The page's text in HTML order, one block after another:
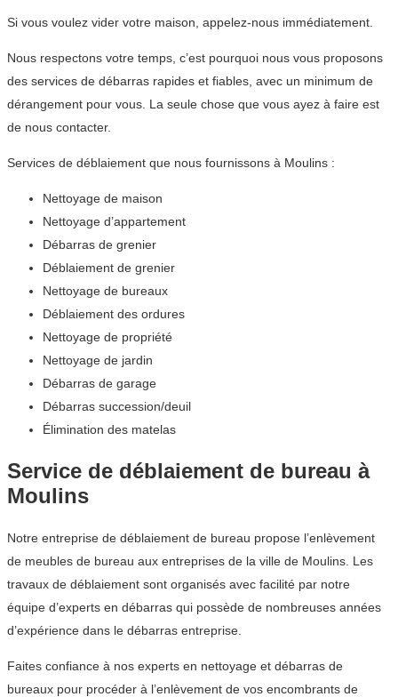
Si vous voulez vider votre maison, appelez-nous immédiatement.
Nous respectons votre temps, c’est pourquoi nous vous proposons
des services de débarras rapides et fiables, avec un minimum de
dérangement pour vous. La seule chose que vous ayez à faire est
de nous contacter.
Services de déblaiement que nous fournissons à Moulins :
Nettoyage de maison
Nettoyage d’appartement
Débarras de grenier
Déblaiement de grenier
Nettoyage de bureaux
Déblaiement des ordures
Nettoyage de propriété
Nettoyage de jardin
Débarras de garage
Débarras succession/deuil
Élimination des matelas
Service de déblaiement de bureau à
Moulins
Notre entreprise de déblaiement de bureau propose l’enlèvement
de meubles de bureau aux entreprises de la ville de Moulins. Les
travaux de déblaiement sont organisés avec facilité par notre
équipe d’experts en débarras qui possède de nombreuses années
d’expérience dans le débarras entreprise.
Faites confiance à nos experts en nettoyage et débarras de
bureaux pour procéder à l’enlèvement de vos encombrants de